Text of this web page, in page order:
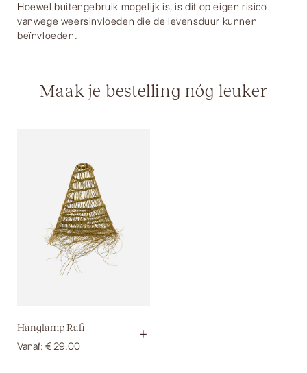
Hoewel buitengebruik mogelijk is, is dit op eigen risico
vanwege weersinvloeden die de levensduur kunnen
beïnvloeden.
Maak je bestelling nóg leuker
Hanglamp Rafi
Vanaf: € 29.00
+